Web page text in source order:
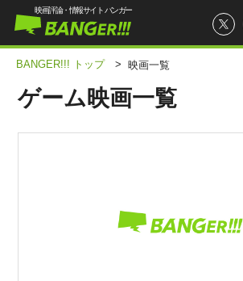
映画評価
映画評論・情報サイト バンガー
BANGER!!! トップ > 映画一覧
ゲーム映画一覧